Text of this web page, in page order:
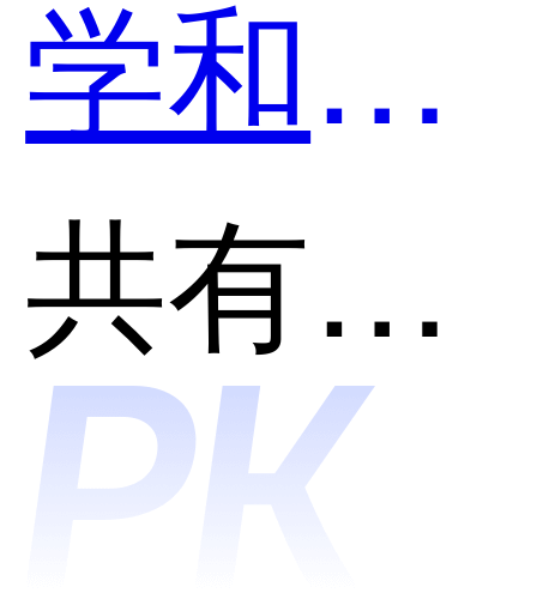
学和Mo
卡片哪
个好
共有分类：AI助理